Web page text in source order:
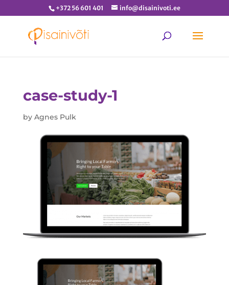
+372 56 601 401 info@disainivoti.ee
case-study-1
by Agnes Pulk